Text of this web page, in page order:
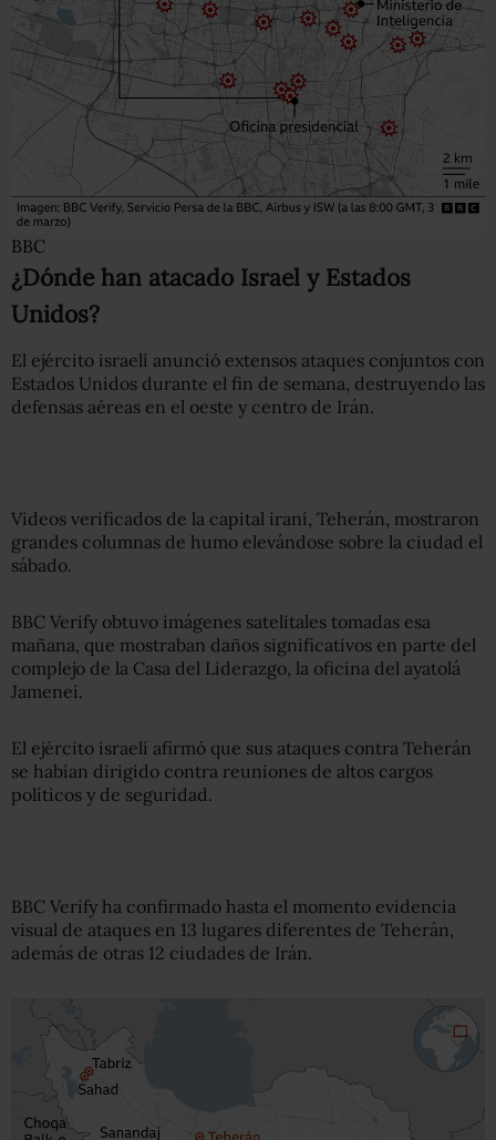
BBC
¿Dónde han atacado Israel y Estados
Unidos?
El ejército israelí anunció extensos ataques conjuntos con
Estados Unidos durante el fin de semana, destruyendo las
defensas aéreas en el oeste y centro de Irán.
Videos verificados de la capital iraní, Teherán, mostraron
grandes columnas de humo elevándose sobre la ciudad el
sábado.
BBC Verify obtuvo imágenes satelitales tomadas esa
mañana, que mostraban daños significativos en parte del
complejo de la Casa del Liderazgo, la oficina del ayatolá
Jamenei.
El ejército israelí afirmó que sus ataques contra Teherán
se habían dirigido contra reuniones de altos cargos
políticos y de seguridad.
BBC Verify ha confirmado hasta el momento evidencia
visual de ataques en 13 lugares diferentes de Teherán,
además de otras 12 ciudades de Irán.